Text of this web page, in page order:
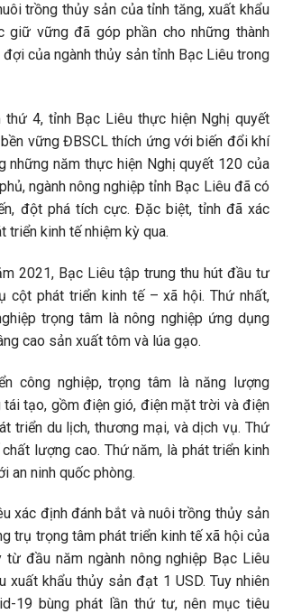
trồng thủy sản của tỉnh tăng, xuất khẩu
giữ vững đã góp phần cho những thành
của ngành thủy sản tỉnh Bạc Liêu trong
4, tỉnh Bạc Liêu thực hiện Nghị quyết
vững ĐBSCL thích ứng với biến đổi khí
những năm thực hiện Nghị quyết 120 của
ngành nông nghiệp tỉnh Bạc Liêu đã có
đột phá tích cực. Đặc biệt, tỉnh đã xác
triển kinh tế nhiệm kỳ qua.
2021, Bạc Liêu tập trung thu hút đầu tư
cột phát triển kinh tế – xã hội. Thứ nhất,
trọng tâm là nông nghiệp ứng dụng
cao sản xuất tôm và lúa gạo.
công nghiệp, trọng tâm là năng lượng
tái tạo, gồm điện gió, điện mặt trời và điện
triển du lịch, thương mại, và dịch vụ. Thứ
lượng cao. Thứ năm, là phát triển kinh
an ninh quốc phòng.
xác định đánh bắt và nuôi trồng thủy sản
trụ trọng tâm phát triển kinh tế xã hội của
từ đầu năm ngành nông nghiệp Bạc Liêu
xuất khẩu thủy sản đạt 1 USD. Tuy nhiên
19 bùng phát lần thứ tư, nên mục tiêu